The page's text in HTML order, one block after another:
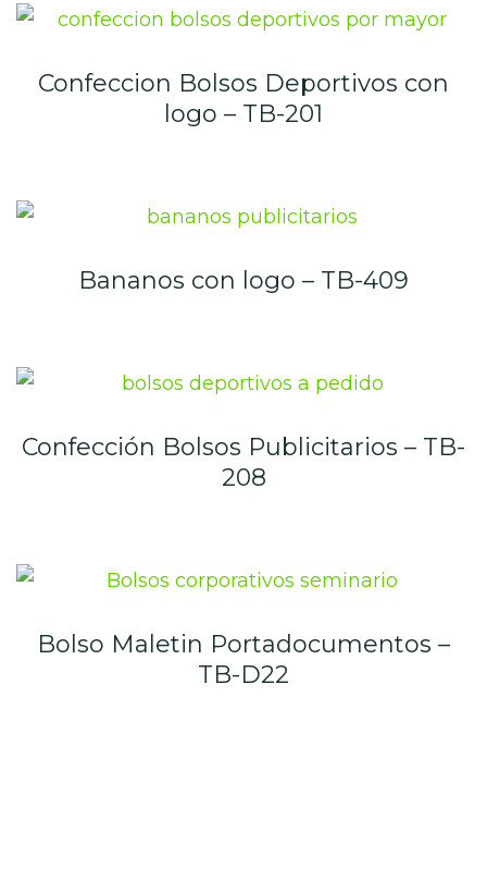
Confeccion Bolsos Deportivos con
logo – TB-201
Bananos con logo – TB-409
Confección Bolsos Publicitarios – TB-
208
Bolso Maletin Portadocumentos –
TB-D22